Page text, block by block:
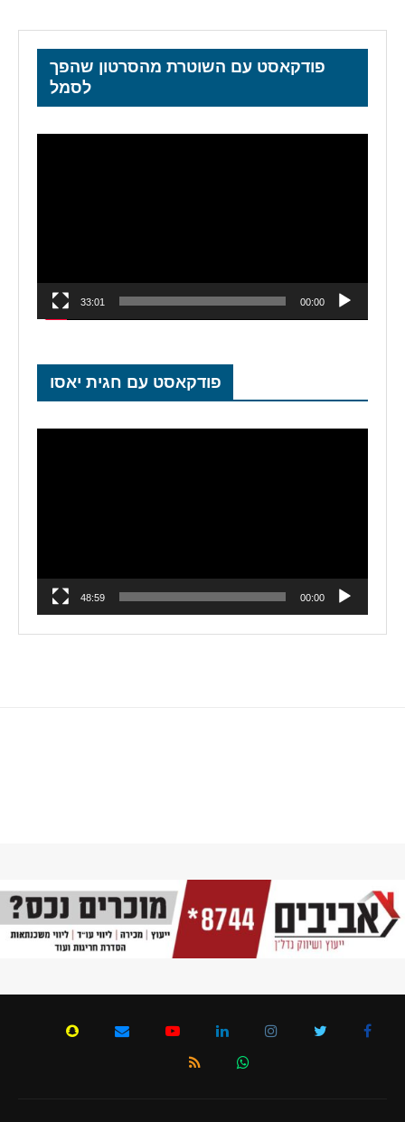
פודקאסט עם השוטרת מהסרטון שהפך
לסמל
00:00
33:01
פודקאסט עם חגית יאסו
00:00
48:59